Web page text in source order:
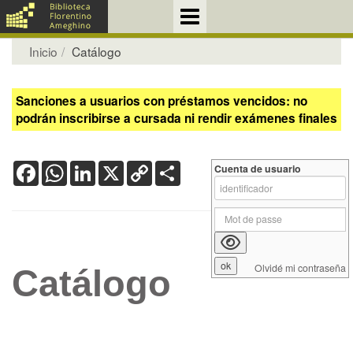
Inicio Catálogo
Sanciones a usuarios con préstamos vencidos: no
podrán inscribirse a cursada ni rendir exámenes finales
FacebookWhatsApp
LinkedIn
X Copy
Link
Catálogo
Cuenta de usuario
Olvidé mi contraseña